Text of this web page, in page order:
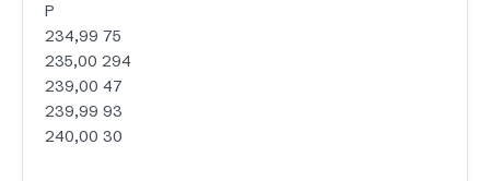
P
234,99 75
235,00 294
239,00 47
239,99 93
240,00 30